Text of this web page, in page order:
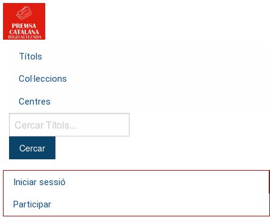
Títols
Col·leccions
Centres
Cercar
Títols...
Iniciar sessió
Participar